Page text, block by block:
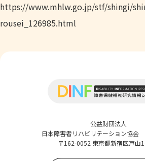
https://www.mhlw.go.jp/stf/shingi/
rousei_126985.html
公益財団法人
日本障害者リハビリテーション協会
〒162-0052 東京都新宿区戸山